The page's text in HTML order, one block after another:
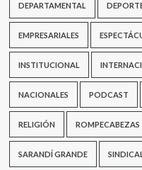
DEPARTAMENTAL
EMPRESARIALES
INSTITUCIONAL
NACIONALES PODCAST
RELIGIÓN ROMPECABEZAS
SARANDÍ GRANDE